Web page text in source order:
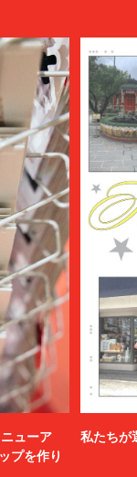
ューア
プを作り
私たちが